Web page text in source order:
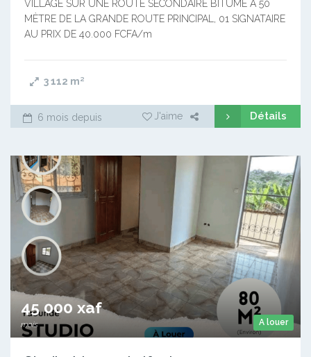
VILLAGE SUR UNE ROUTE SECONDAIRE BITUMÉ À 50
MÈTRE DE LA GRANDE ROUTE PRINCIPAL, 01 SIGNATAIRE
AU PRIX DE 40.000 FCFA/m
3 112 m²
6 mois depuis J'aime Détails
A louer
45 000 xaf
mois